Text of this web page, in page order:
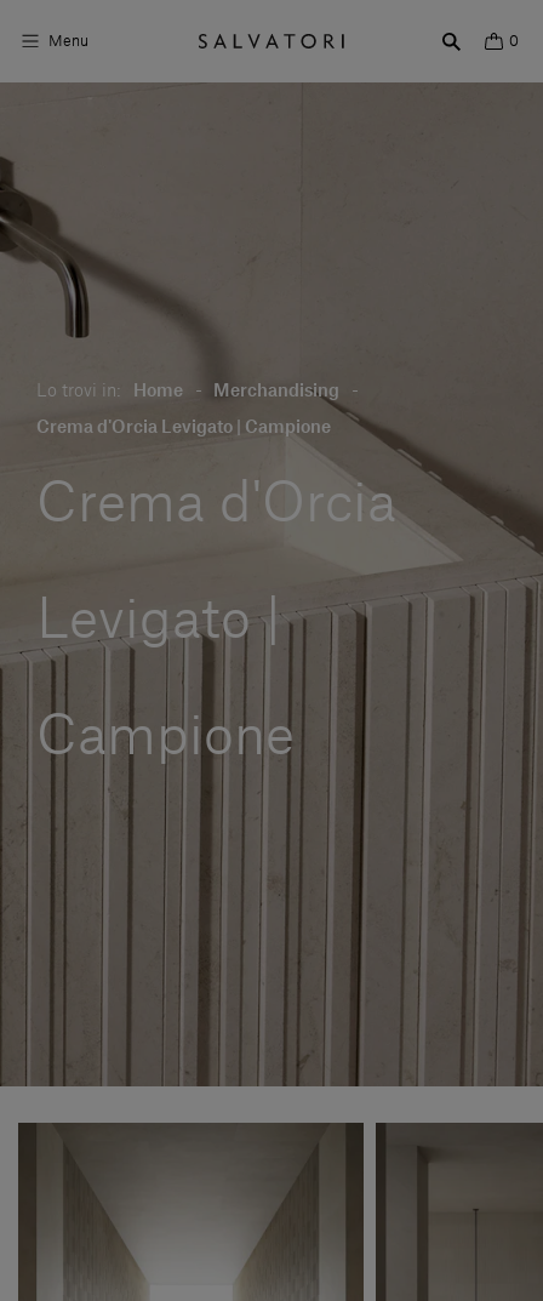
Menu 0
Arredo casa
Ambienti
Vieni a trovarci
Accedi
Italiano
Lo trovi in: Home - Merchandising -
Crema d'Orcia Levigato | Campione
Crema d'Orcia
Levigato |
Campione